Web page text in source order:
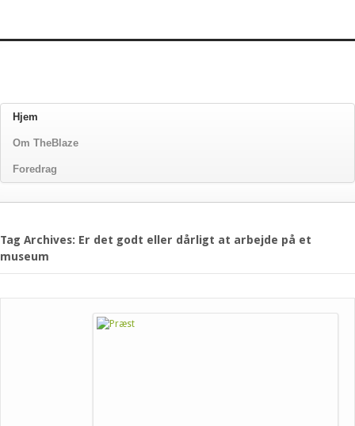
Hjem
Om TheBlaze
Foredrag
Tag Archives: Er det godt eller dårligt at arbejde på et
museum